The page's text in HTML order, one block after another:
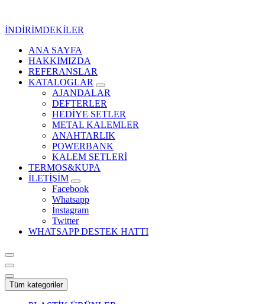
İNDİRİMDEKİLER
Kurumsal Promosyon-Hediyelik
ANA SAYFA
HAKKIMIZDA
REFERANSLAR
KATALOGLAR
AJANDALAR
DEFTERLER
HEDİYE SETLER
METAL KALEMLER
ANAHTARLIK
POWERBANK
KALEM SETLERİ
TERMOS&KUPA
İLETİŞİM
Facebook
Whatsapp
İnstagram
Twitter
WHATSAPP DESTEK HATTI
Tüm kategoriler